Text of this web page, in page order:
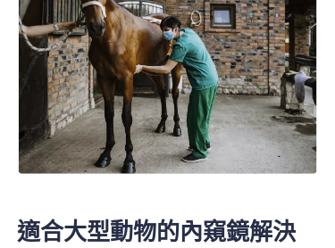
適合大型動物的內窺鏡解決